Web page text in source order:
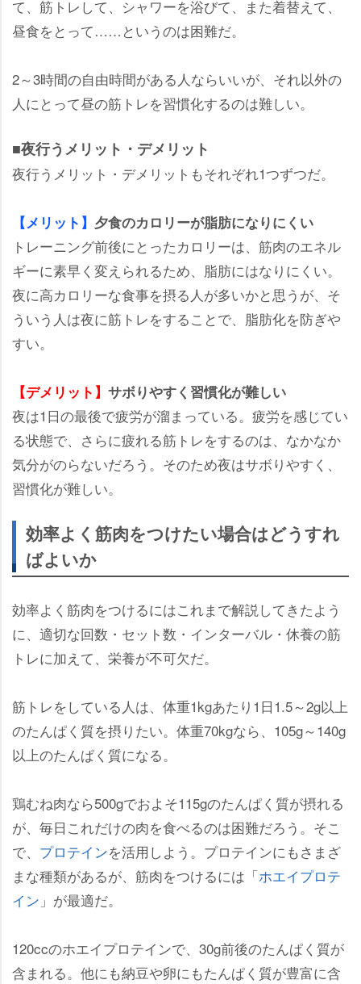
て、筋トレして、シャワーを浴びて、また着替えて、
昼食をとって……というのは困難だ。
2～3時間の自由時間がある人ならいいが、それ以外の
人にとって昼の筋トレを習慣化するのは難しい。
■夜行うメリット・デメリット
夜行うメリット・デメリットもそれぞれ1つずつだ。
【メリット】 夕食のカロリーが脂肪になりにくい
トレーニング前後にとったカロリーは、筋肉のエネル
ギーに素早く変えられるため、脂肪にはなりにくい。
夜に高カロリーな食事を摂る人が多いかと思うが、そ
ういう人は夜に筋トレをすることで、脂肪化を防ぎ
すい。
【デメリット】 サボりやすく習慣化が難しい
夜は1日の最後で疲労が溜まっている。疲労を感じてい
る状態で、さらに疲れる筋トレをするのは、なかなか
気分がのらないだろう。そのため夜はサボりやすく、
習慣化が難しい。
効率よく筋肉をつけたい場合はどうすれ
ばよいか
効率よく筋肉をつけるにはこれまで解説してきたよう
に、適切な回数・セット数・インターバル・休養の筋
トレに加えて、栄養が不可欠だ。
筋トレをしている人は、体重1kgあたり1日1.5～2g以上
のたんぱく質を摂りたい。体重70kgなら、105g～140g
以上のたんぱく質になる。
鶏むね肉なら500gでおよそ115gのたんぱく質が摂れる
が、毎日これだけの肉を食べるのは困難だろう。そこ
で、 プロテインを活用しよう。プロテインにもさまざ
まな種類があるが、筋肉をつけるには「ホエイプロテ
イン 」が最適だ。
120ccのホエイプロテインで、30g前後のたんぱく質が
含まれる。他にも納豆や卵にもたんぱく質が豊富に含